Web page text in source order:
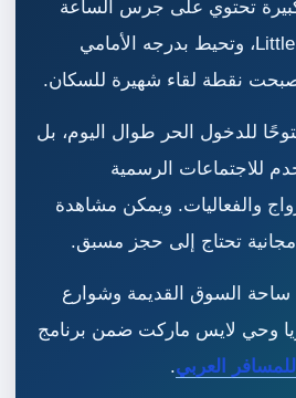
كبيرة تحتوي على جرس الساعة
المعروف باسم Little John، وتحيط بدرجه الأمامي
نقطة لقاء شهيرة للسكان.
للدخول الحر طوال اليوم، بل
للاجتماعات الرسمية
والفعاليات. ويمكن مشاهدة
تحتاج إلى حجز مسبق.
ساحة السوق القديمة وشوارع
وحي لايس ماركت ضمن برنامج
العربي.